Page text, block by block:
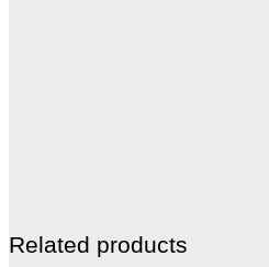
Related products